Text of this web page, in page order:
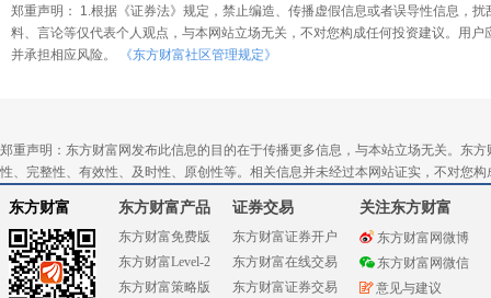
郑重声明： 1.根据《证券法》规定，禁止编造、传播虚假信息或者误导性信息，
料、言论等仅代表个人观点，与本网站立场无关，不对您构成任何投资建议。用
并承担相应风险。
《东方财富社区管理规定》
郑重声明：东方财富网发布此信息的目的在于传播更多信息，与本站立场无关。东
性、完整性、有效性、及时性、原创性等。相关信息并未经过本网站证实，不对您
东方财富 东方财富产品
东方财富免费版
东方财富Level-2
东方财富策略版
证券交易
东方财富证券开户
东方财富在线交易
东方财富证券交易
关注东方财富
东方财富网微博
东方财富网微信
意见与建议